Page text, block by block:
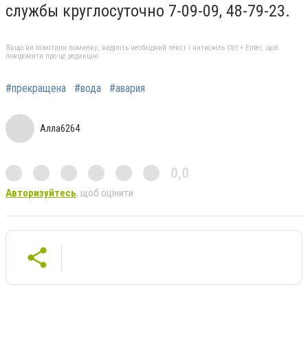
службы круглосуточно 7-09-09, 48-79-23.
Якщо ви помітили помилку, виділіть необхідний текст і натисніть Ctrl + Enter, щоб
повідомити про це редакцію
#прекращена #вода #авария
Алла6264
0,0
Авторизуйтесь, щоб оцінити